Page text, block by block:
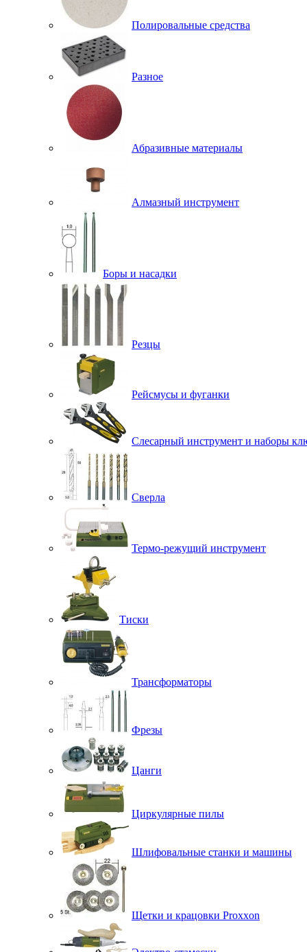
Полировальные средства
Разное
Абразивные материалы
Алмазный инструмент
Боры и насадки
Резцы
Рейсмусы и фуганки
Слесарный инструмент и наборы
Сверла
Термо-режущий инструмент
Тиски
Трансформаторы
Фрезы
Цанги
Циркулярные пилы
Шлифовальные станки и машины
Щетки и крацовки Proxxon